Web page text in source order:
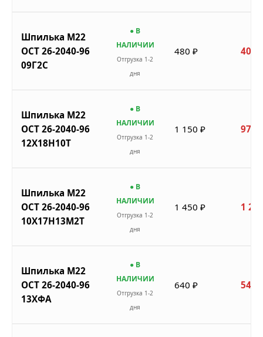
Шпилька М22
ОСТ 26-2040-96
09Г2С
● В
НАЛИЧИИ
Отгрузка 1-2
дня
480 ₽ 408
Шпилька М22
ОСТ 26-2040-96
12Х18Н10Т
● В
НАЛИЧИИ
Отгрузка 1-2
дня
1 150 ₽ 978
Шпилька М22
ОСТ 26-2040-96
10Х17Н13М2Т
● В
НАЛИЧИИ
Отгрузка 1-2
дня
1 450 ₽ 1
Шпилька М22
ОСТ 26-2040-96
13ХФА
● В
НАЛИЧИИ
Отгрузка 1-2
дня
640 ₽ 544